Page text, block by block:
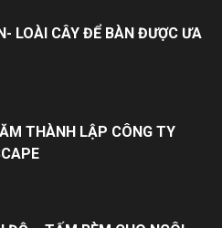
LOÀI CÂY ĐỂ BÀN ĐƯỢC ƯA
THÀNH LẬP CÔNG TY